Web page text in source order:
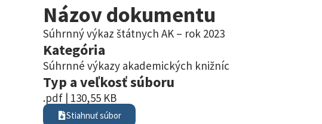
Názov dokumentu
Súhrnný výkaz štátnych AK – rok 2023
Kategória
Súhrnné výkazy akademických knižníc
Typ a veľkosť súboru
.pdf | 130,55 KB
Stiahnuť súbor